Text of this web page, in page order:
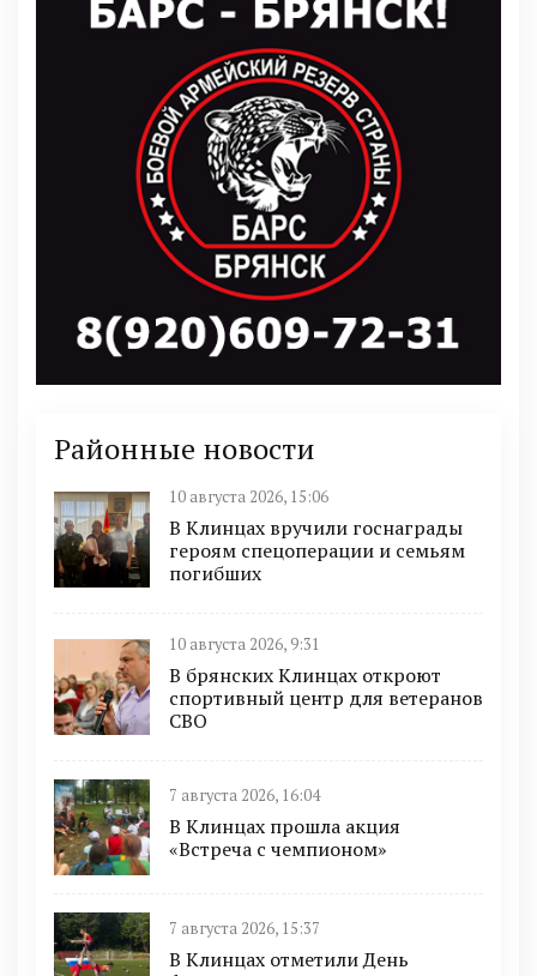
Районные новости
10 августа 2026, 15:06
В Клинцах вручили госнаграды
героям спецоперации и семьям
погибших
10 августа 2026, 9:31
В брянских Клинцах откроют
спортивный центр для ветеранов
СВО
7 августа 2026, 16:04
В Клинцах прошла акция
«Встреча с чемпионом»
7 августа 2026, 15:37
В Клинцах отметили День